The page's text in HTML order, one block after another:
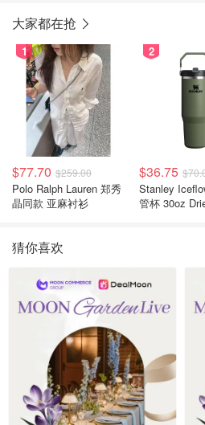
大家都在抢
1
$77.70 $259.00
Polo Ralph Lauren 郑秀
晶同款 亚麻衬衫
2
$36.75
Stanley Iceflow 2.0 吸
管杯 30oz
猜你喜欢